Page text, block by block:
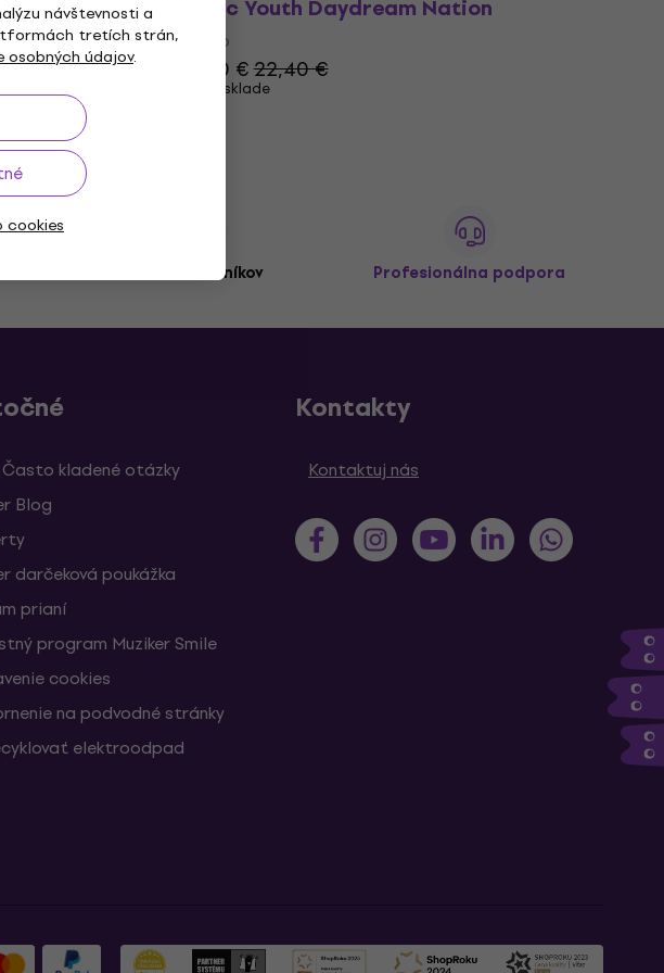
návštevnosti a
tretích strán,
osobných údajov.
cookies
Sonic Youth Daydream Nation
Tričko
21,90 €22,40 €
Na sklade
3M+ zákazníkov Profesionálna podpora
Často kladené otázky
Blog
darčeková poukážka
prianí
program Muziker Smile
cookies
na podvodné stránky
elektroodpad
Kontakty
Kontaktuj nás